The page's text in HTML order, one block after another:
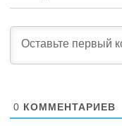
0 КОММЕНТАРИЕВ